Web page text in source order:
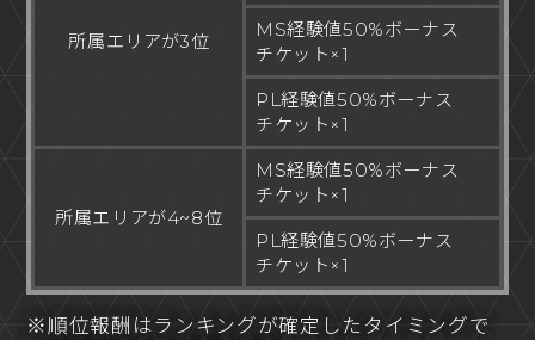
所属エリアが3位
MS経験値50%ボーナス
チケット×1
PL経験値50%ボーナス
チケット×1
所属エリアが4~8位
MS経験値50%ボーナス
チケット×1
PL経験値50%ボーナス
チケット×1
※順位報酬はランキングが確定したタイミングで